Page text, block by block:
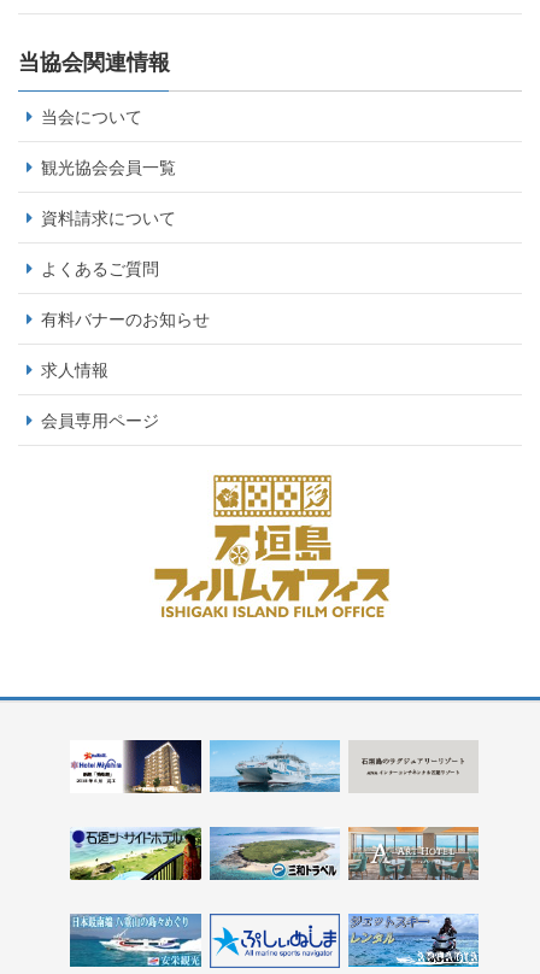
当協会関連情報
当会について
観光協会会員一覧
資料請求について
よくあるご質問
有料バナーのお知らせ
求人情報
会員専用ページ